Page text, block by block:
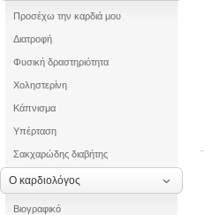
Προσέχω την καρδιά μου
Διατροφή
Φυσική δραστηριότητα
Χοληστερίνη
Κάπνισμα
Υπέρταση
Σακχαρώδης διαβήτης
Ο καρδιολόγος
Βιογραφικό